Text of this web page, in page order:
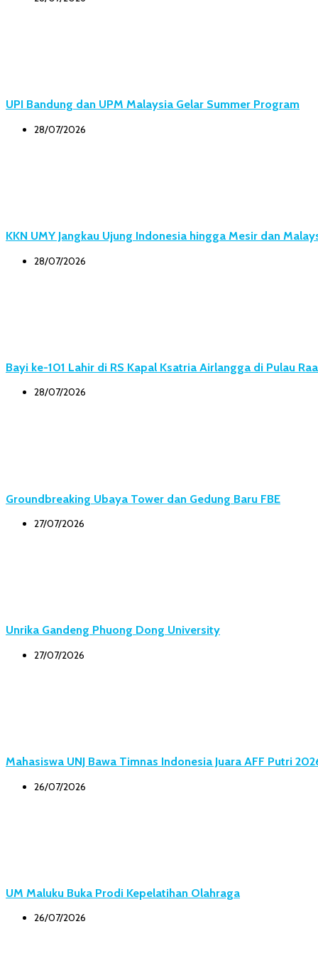
UPI Bandung dan UPM Malaysia Gelar Summer Program
28/07/2026
KKN UMY Jangkau Ujung Indonesia hingga Mesir dan
28/07/2026
Bayi ke-101 Lahir di RS Kapal Ksatria Airlangga di Pulau
28/07/2026
Groundbreaking Ubaya Tower dan Gedung Baru FBE
27/07/2026
Unrika Gandeng Phuong Dong University
27/07/2026
Mahasiswa UNJ Bawa Timnas Indonesia Juara AFF Putri
26/07/2026
UM Maluku Buka Prodi Kepelatihan Olahraga
26/07/2026